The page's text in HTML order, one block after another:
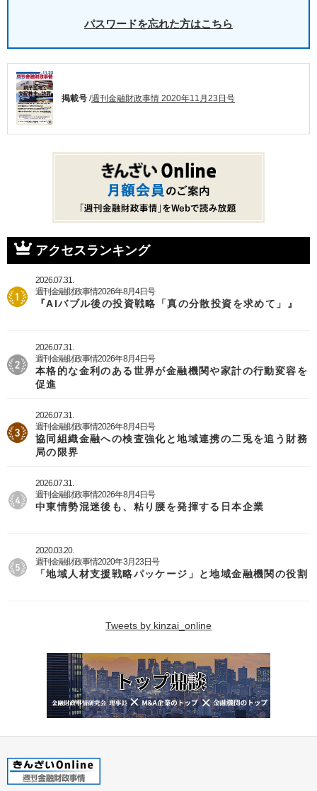
パスワードを忘れた方はこちら
掲載号 /週刊金融財政事情 2020年11月23日号
アクセスランキング
2026.07.31.
週刊金融財政事情2026年8月4日号
『AIバブル後の投資戦略「真の分散投資を求めて」』
2026.07.31.
週刊金融財政事情2026年8月4日号
本格的な金利のある世界が金融機関や家計の行動変容を
促進
2026.07.31.
週刊金融財政事情2026年8月4日号
協同組織金融への検査強化と地域連携の二兎を追う財務
局の限界
2026.07.31.
週刊金融財政事情2026年8月4日号
中東情勢混迷後も、粘り腰を発揮する日本企業
2020.03.20.
週刊金融財政事情2020年3月23日号
「地域人材支援戦略パッケージ」と地域金融機関の役割
Tweets by kinzai_online